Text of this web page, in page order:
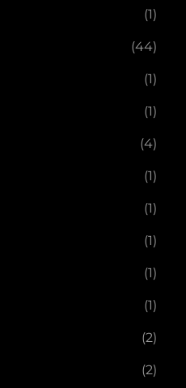
(1)
(44)
(1)
(1)
(4)
(1)
(1)
(1)
(1)
(1)
(2)
(2)